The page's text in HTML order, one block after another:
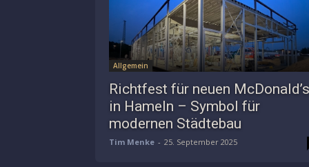
Allgemein
Richtfest für neuen McDonald’s
in Hameln – Symbol für
modernen Städtebau
Tim Menke - 25. September 2025